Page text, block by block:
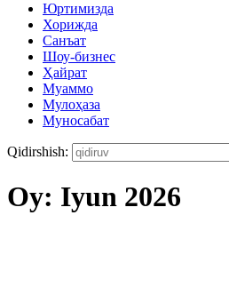
Юртимизда
Хорижда
Санъат
Шоу-бизнес
Ҳайрат
Муаммо
Мулоҳаза
Муносабат
Qidirshish:
Oy: Iyun 2026